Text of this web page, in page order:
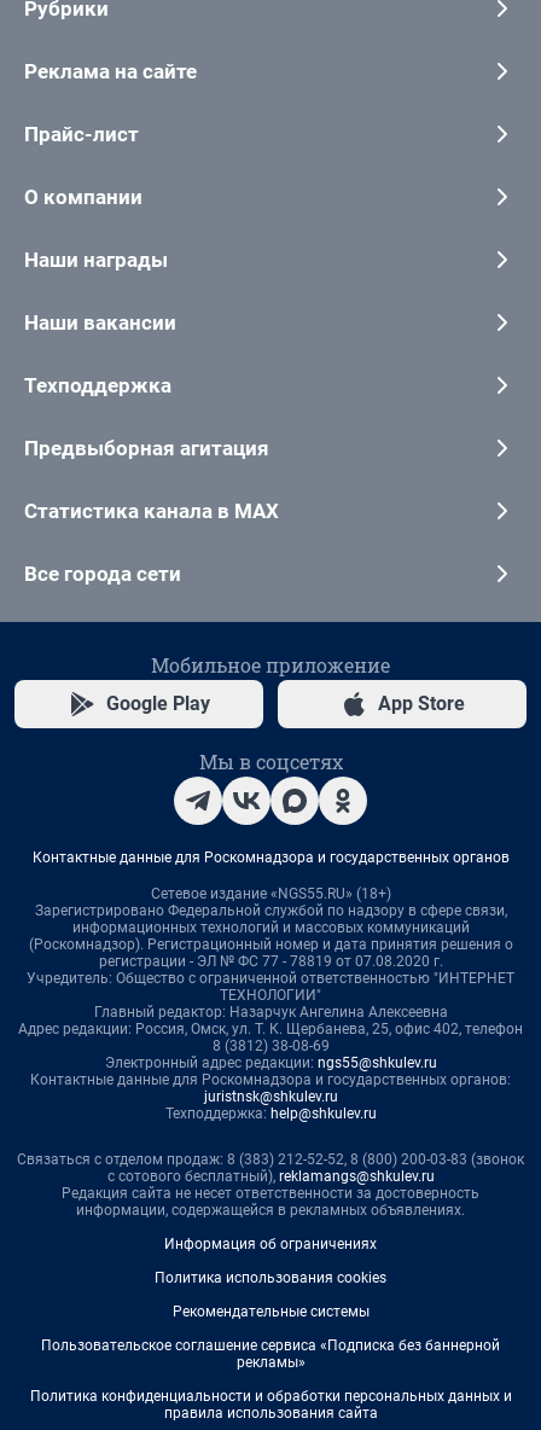
Рубрики
Реклама на сайте
Прайс-лист
О компании
Наши награды
Наши вакансии
Техподдержка
Предвыборная агитация
Статистика канала в MAX
Все города сети
Мобильное приложение
Google Play App Store
Мы в соцсетях
Контактные данные для Роскомнадзора и государственных органов
Сетевое издание «NGS55.RU» (18+)
Зарегистрировано Федеральной службой по надзору в сфере связи,
информационных технологий и массовых коммуникаций
(Роскомнадзор). Регистрационный номер и дата принятия решения о
регистрации - ЭЛ № ФС 77 - 78819 от 07.08.2020 г.
Учредитель: Общество с ограниченной ответственностью "ИНТЕРНЕТ
ТЕХНОЛОГИИ"
Главный редактор: Назарчук Ангелина Алексеевна
Адрес редакции: Россия, Омск, ул. Т. К. Щербанева, 25, офис 402, телефон
8 (3812) 38-08-69
Электронный адрес редакции: ngs55@shkulev.ru
Контактные данные для Роскомнадзора и государственных органов:
juristnsk@shkulev.ru
Техподдержка: help@shkulev.ru
Связаться с отделом продаж: 8 (383) 212-52-52, 8 (800) 200-03-83 (звонок
с сотового бесплатный), reklamangs@shkulev.ru
Редакция сайта не несет ответственности за достоверность
информации, содержащейся в рекламных объявлениях.
Информация об ограничениях
Политика использования cookies
Рекомендательные системы
Пользовательское соглашение сервиса «Подписка без баннерной
рекламы»
Политика конфиденциальности и обработки персональных данных и
правила использования сайта